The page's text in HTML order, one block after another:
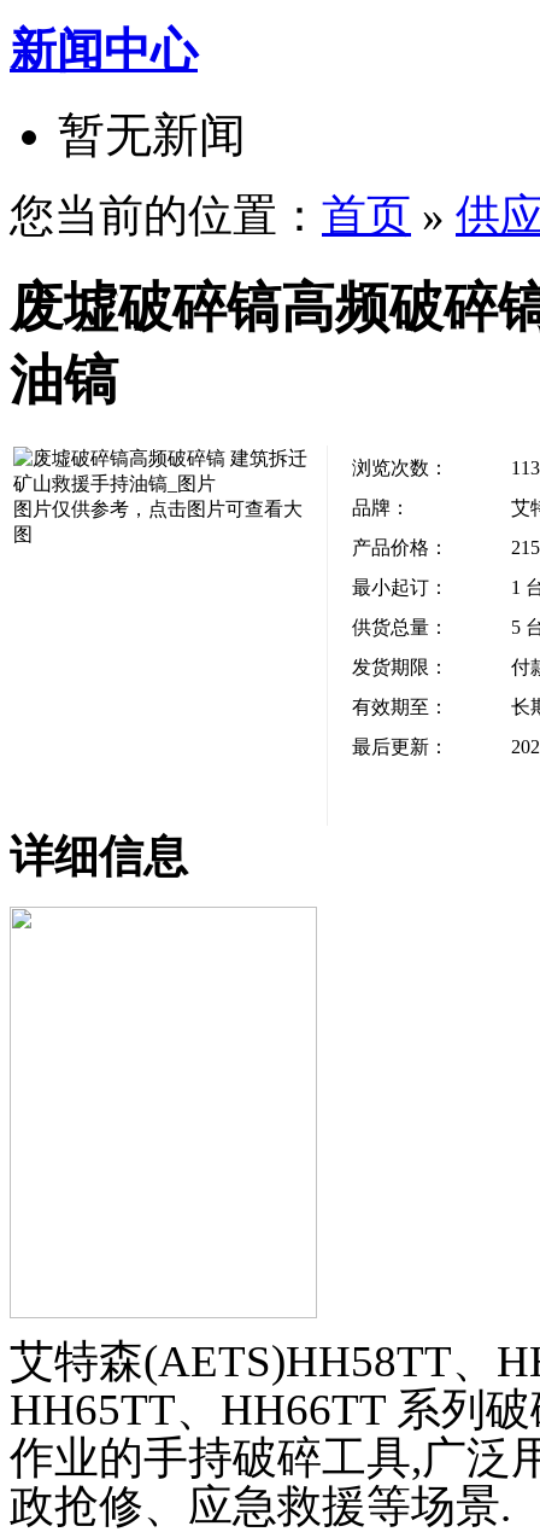
新闻中心
暂无新闻
您当前的位置： 首页 » 供
废墟破碎镐高频破碎
油镐
图片仅供参考，点击图片可查看大
图
浏览次数：
113
品牌：
艾
产品价格：
最小起订：
1
供货总量：
5
发货期限：
付
有效期至：
长
最后更新：
详细信息
艾特森(AETS)HH58TT、
HH65TT、HH66TT 系列
作业的手持破碎工具,广泛
政抢修、应急救援等场景.